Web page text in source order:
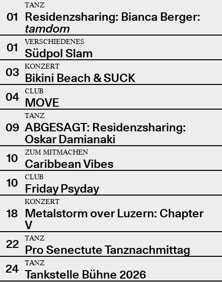
01
TANZ
Residenzsharing: Bianca Berger:
tamdom
01
VERSCHIEDENES
Südpol Slam
03
KONZERT
Bikini Beach & SUCK
04
CLUB
MOVE
09
TANZ
ABGESAGT: Residenzsharing:
Oskar Damianaki
10
ZUM MITMACHEN
Caribbean Vibes
10
CLUB
Friday Psyday
18
KONZERT
Metalstorm over Luzern: Chapter
V
22
TANZ
Pro Senectute Tanznachmittag
24
TANZ
Tankstelle Bühne 2026